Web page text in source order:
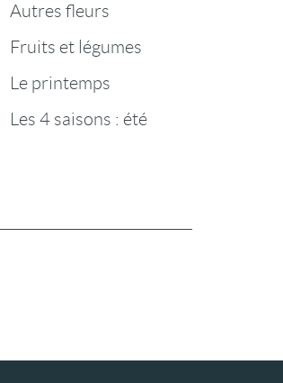
Autres fleurs
Fruits et légumes
Le printemps
Les 4 saisons : été